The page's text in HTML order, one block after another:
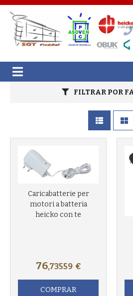
FILTRAR POR
Caricabatterie per
motori a batteria
heicko con te
76,73559 €
COMPRAR